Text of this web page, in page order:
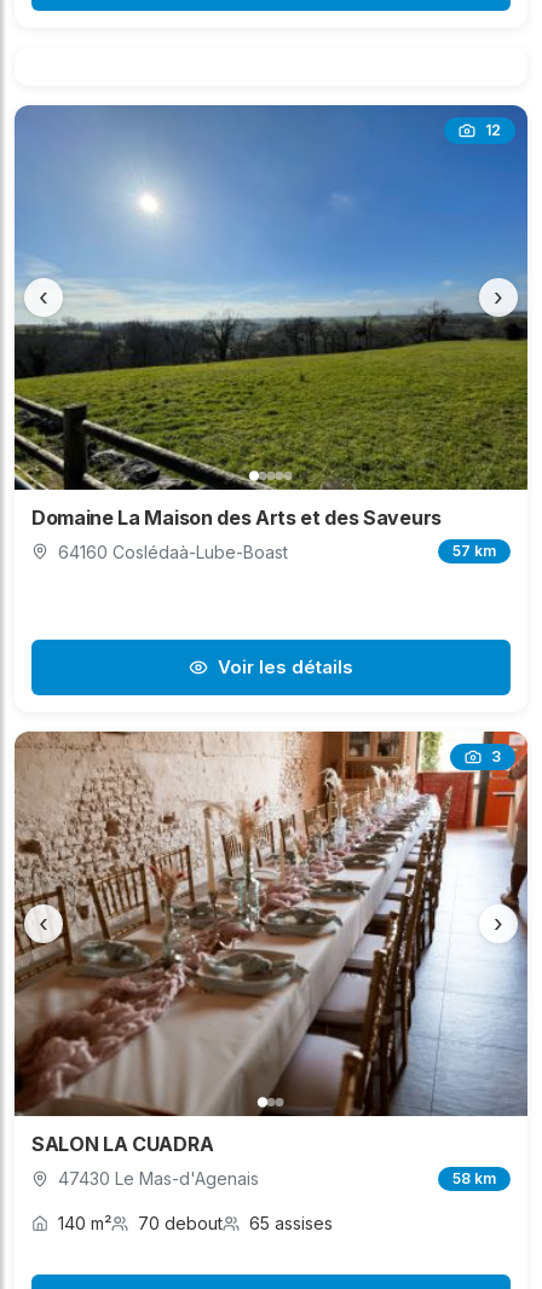
12
‹ ›
Domaine La Maison des Arts et des Saveurs
64160 Coslédaà-Lube-Boast 57 km
Voir les détails
3
‹ ›
SALON LA CUADRA
47430 Le Mas-d'Agenais 58 km
140 m² 70 debout 65 assises